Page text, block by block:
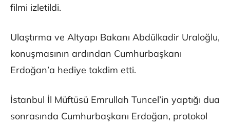
filmi izletildi.
Ulaştırma ve Altyapı Bakanı Abdülkadir Uraloğlu,
konuşmasının ardından Cumhurbaşkanı
Erdoğan’a hediye takdim etti.
İstanbul İl Müftüsü Emrullah Tuncel’in yaptığı dua
sonrasında Cumhurbaşkanı Erdoğan, protokol